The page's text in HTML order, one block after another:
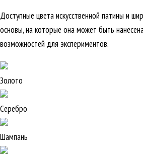
Доступные цвета искусственной патины и
основы, на которые она может быть
возможностей для экспериментов.
Золото
Серебро
Шампань